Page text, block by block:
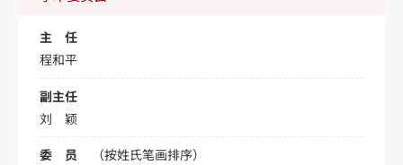
主 任
程和平
副主任
刘 颖
委 员 （按姓氏笔画排序）